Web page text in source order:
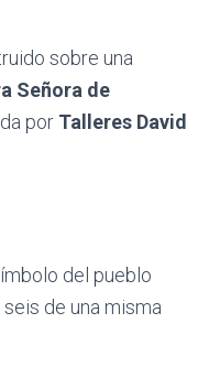
sobre una
Señora de
por Talleres David
del pueblo
de una misma